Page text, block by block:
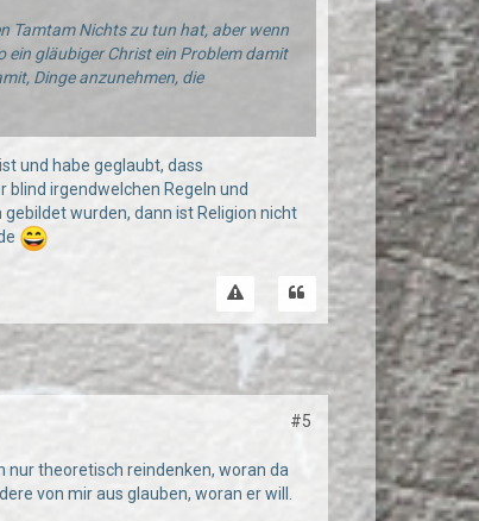
Tamtam Nichts zu tun hat, aber wenn
ein gläubiger Christ ein Problem damit
Dinge anzunehmen, die
und habe geglaubt, dass
blind irgendwelchen Regeln und
wurden, dann ist Religion nicht
#5
nur theoretisch reindenken, woran da
von mir aus glauben, woran er will.